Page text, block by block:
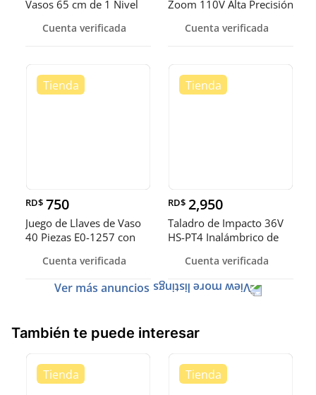
Vasos 65 cm de 1 Nivel
Cuenta verificada
Zoom 110V Alta Precisión
Cuenta verificada
RD$ 750
Juego de Llaves de Vaso
40 Piezas E0-1257 con
Cuenta verificada
RD$ 2,950
Taladro de Impacto 36V
HS-PT4 Inalámbrico de
Cuenta verificada
Ver más anuncios
También te puede interesar